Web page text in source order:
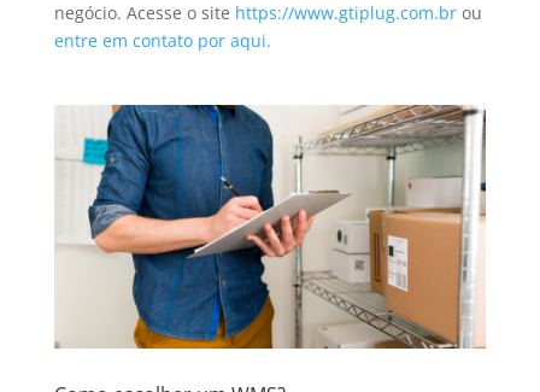
negócio. Acesse o site https://www.gtiplug.com.brou
entre em contato por aqui.